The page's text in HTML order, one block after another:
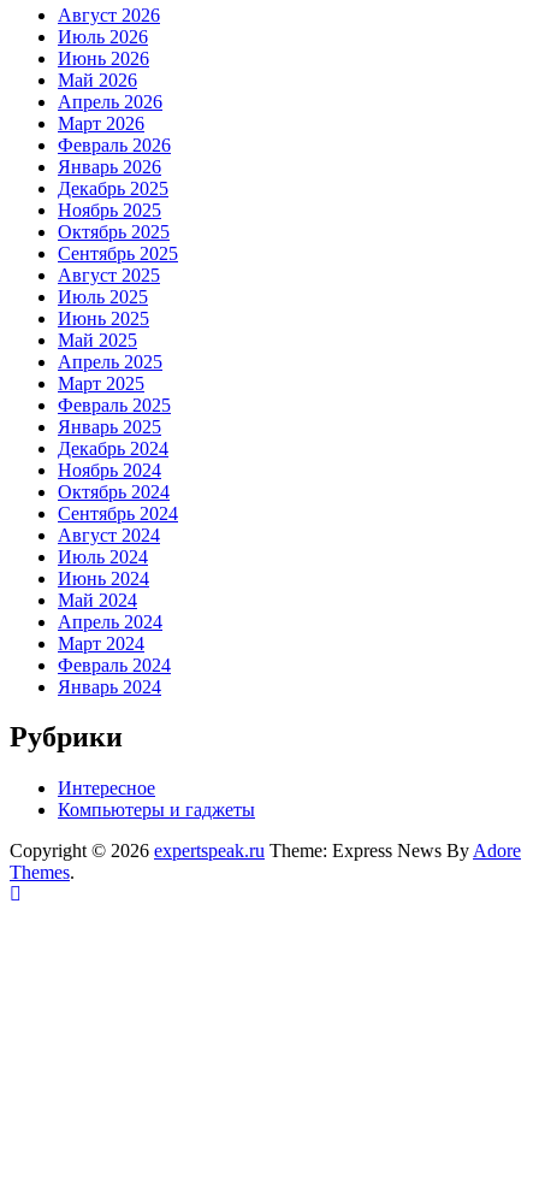
Август 2026
Июль 2026
Июнь 2026
Май 2026
Апрель 2026
Март 2026
Февраль 2026
Январь 2026
Декабрь 2025
Ноябрь 2025
Октябрь 2025
Сентябрь 2025
Август 2025
Июль 2025
Июнь 2025
Май 2025
Апрель 2025
Март 2025
Февраль 2025
Январь 2025
Декабрь 2024
Ноябрь 2024
Октябрь 2024
Сентябрь 2024
Август 2024
Июль 2024
Июнь 2024
Май 2024
Апрель 2024
Март 2024
Февраль 2024
Январь 2024
Рубрики
Интересное
Компьютеры и гаджеты
Copyright © 2026 expertspeak.ru Theme: Express News By Adore
Themes.